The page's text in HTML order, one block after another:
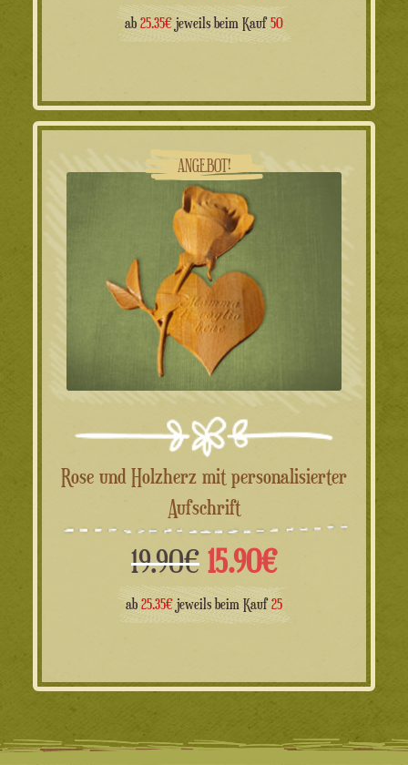
Preis
59.00€
Preis
54.00€.
ab 25.35€ jeweils beim Kauf50
ANGEBOT!
Rose und Holzherz mit personalisierter
Aufschrift
19.90€ Ursprünglicher
Preis
19.90€
15.90€Aktueller
Preis
15.90€.
ab 25.35€ jeweils beim Kauf25